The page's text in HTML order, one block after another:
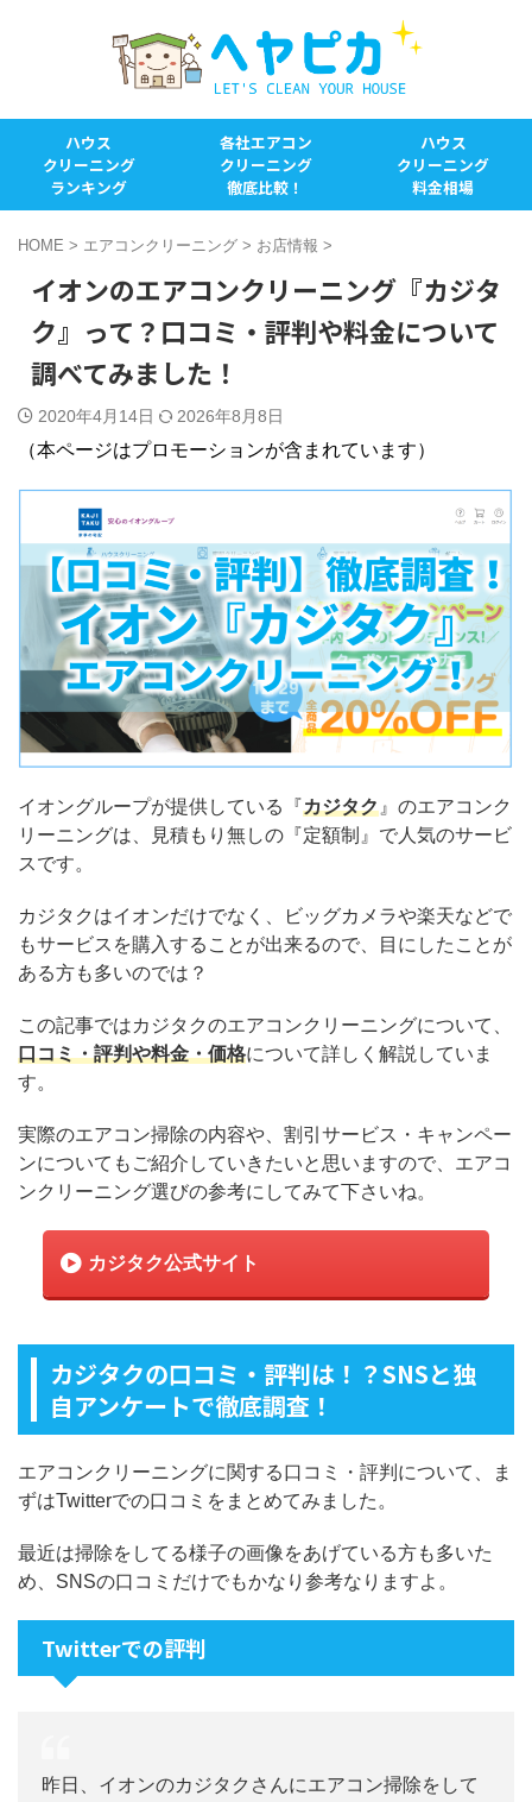
ハウス
クリーニング
ランキング
各社エアコン
クリーニング
徹底比較！
ハウス
クリーニング
料金相場
HOME > エアコンクリーニング > お店情報 >
イオンのエアコンクリーニング『カジタ
ク』って？口コミ・評判や料金について
調べてみました！
2020年4月14日 2026年8月8日
（本ページはプロモーションが含まれています）
イオングループが提供している『カジタク 』のエアコンク
リーニングは、見積もり無しの『定額制』で人気のサービ
スです。
カジタクはイオンだけでなく、ビッグカメラや楽天などで
もサービスを購入することが出来るので、目にしたことが
ある方も多いのでは？
この記事ではカジタクのエアコンクリーニングについて、
口コミ・評判や料金・価格について詳しく解説していま
す。
実際のエアコン掃除の内容や、割引サービス・キャンペー
ンについてもご紹介していきたいと思いますので、エアコ
ンクリーニング選びの参考にしてみて下さいね。
カジタク公式サイト
カジタクの口コミ・評判は！？SNSと独
自アンケートで徹底調査！
エアコンクリーニングに関する口コミ・評判について、ま
ずはTwitterでの口コミをまとめてみました。
最近は掃除をしてる様子の画像をあげている方も多いた
め、SNSの口コミだけでもかなり参考なりますよ。
Twitterでの評判
昨日、イオンのカジタクさんにエアコン掃除をして